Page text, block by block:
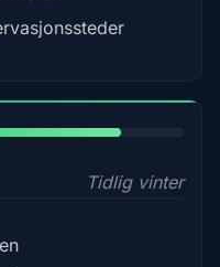
Tidlig vinter